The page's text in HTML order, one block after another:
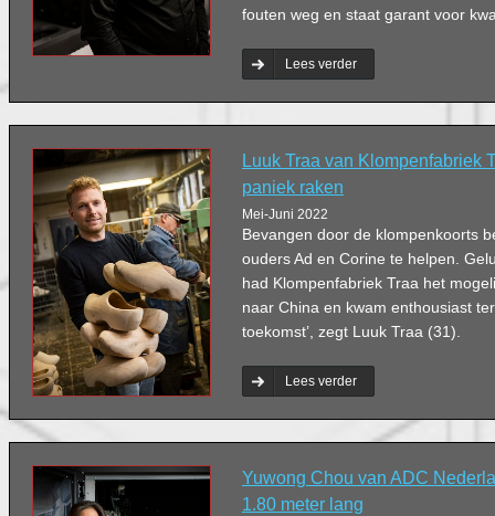
fouten weg en staat garant voor
Lees verder
Luuk Traa van Klompenfabriek
paniek raken
Mei-Juni 2022
Bevangen door de klompenkoorts
ouders Ad en Corine te helpen.
had Klompenfabriek Traa het
naar China en kwam enthousiast
toekomst’, zegt Luuk Traa (31).
Lees verder
Yuwong Chou van ADC
1.80 meter lang